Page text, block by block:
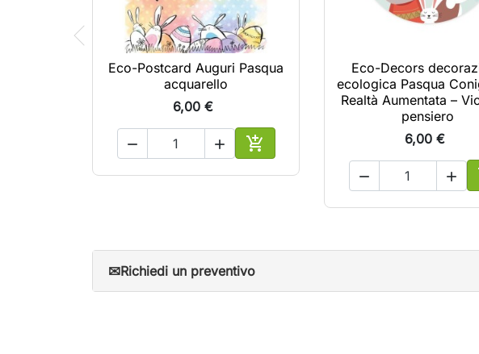
Eco-Postcard Auguri Pasqua
acquarello
6,00 €
  
Aggiungi al carrello
Eco-Decors
ecologica Pasqua
Realtà Aumentata –
pensiero
6,00 €
 
✉Richiedi un preventivo